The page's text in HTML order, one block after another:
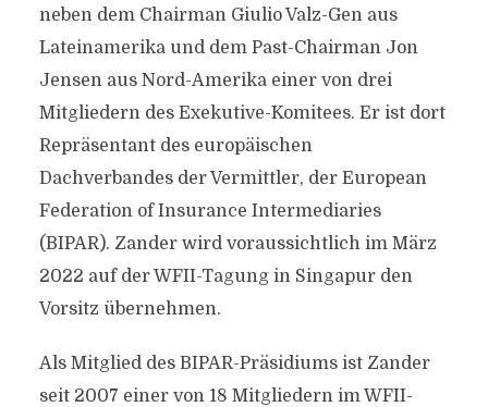
neben dem Chairman Giulio Valz-Gen aus
Lateinamerika und dem Past-Chairman Jon
Jensen aus Nord-Amerika einer von drei
Mitgliedern des Exekutive-Komitees. Er ist dort
Repräsentant des europäischen
Dachverbandes der Vermittler, der European
Federation of Insurance Intermediaries
(BIPAR). Zander wird voraussichtlich im März
2022 auf der WFII-Tagung in Singapur den
Vorsitz übernehmen.
Als Mitglied des BIPAR-Präsidiums ist Zander
seit 2007 einer von 18 Mitgliedern im WFII-